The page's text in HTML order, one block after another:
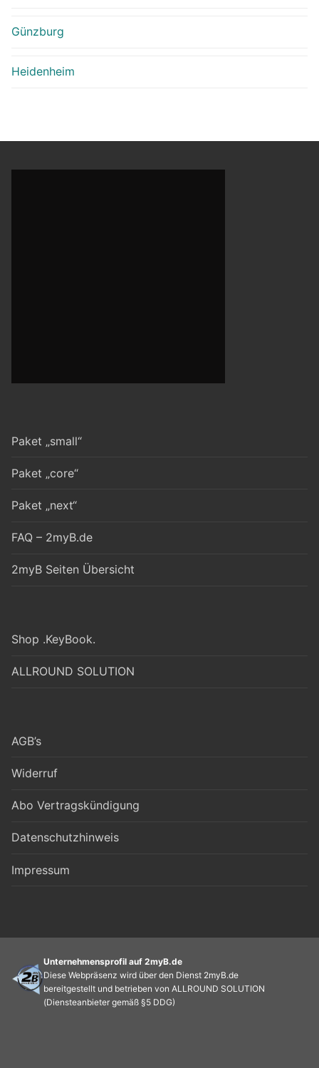
Günzburg
Heidenheim
Paket „small“
Paket „core“
Paket „next“
FAQ – 2myB.de
2myB Seiten Übersicht
Shop .KeyBook.
ALLROUND SOLUTION
AGB’s
Widerruf
Abo Vertragskündigung
Datenschutzhinweis
Impressum
Unternehmensprofil auf 2myB.de
Diese Webpräsenz wird über den Dienst 2myB.de
bereitgestellt und betrieben von ALLROUND SOLUTION
(Diensteanbieter gemäß §5 DDG)